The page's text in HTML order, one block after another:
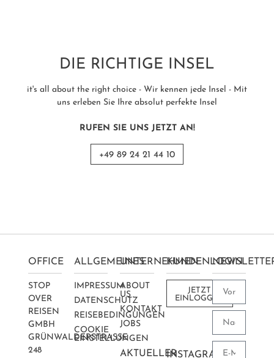
DIE RICHTIGE INSEL
it's all about the right choice - Wir kennen jede Insel - Mit
uns erleben Sie Ihre absolut perfekte Insel
RUFEN SIE UNS JETZT AN!
+49 89 24 21 44 10
OFFICE
STOP
OVER
REISEN
GMBH
GRÜNWALDERSTRASSE 2
48
ALLGEMEINES
IMPRESSUM
DATENSCHUTZ
REISEBEDINGUNGEN
COOKIE
EINSTELLUNGEN
UNTERNEHMEN
ABOUT
US
KONTAKT
JOBS
AKTUELLER
KUNDENLOGIN
JETZT
EINLOGGEN
INSTAGRAM